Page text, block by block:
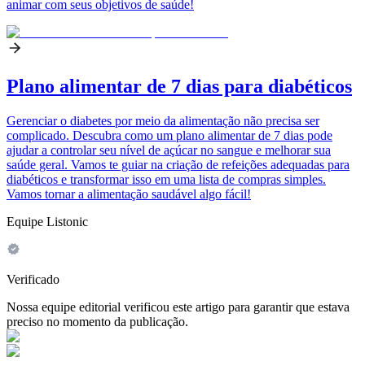
animar com seus objetivos de saúde!
Plano alimentar de 7 dias para diabéticos
Gerenciar o diabetes por meio da alimentação não precisa ser
complicado. Descubra como um plano alimentar de 7 dias pode
ajudar a controlar seu nível de açúcar no sangue e melhorar sua
saúde geral. Vamos te guiar na criação de refeições adequadas para
diabéticos e transformar isso em uma lista de compras simples.
Vamos tornar a alimentação saudável algo fácil!
Equipe Listonic
Verificado
Nossa equipe editorial verificou este artigo para garantir que estava
preciso no momento da publicação.